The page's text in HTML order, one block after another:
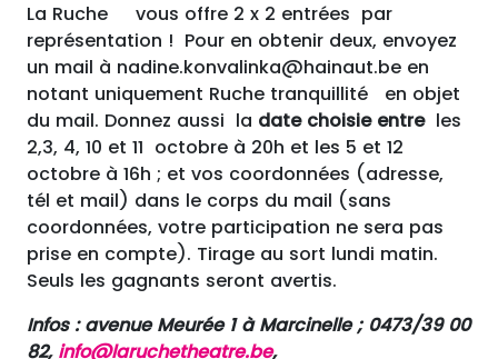
La Ruche vous offre 2 x 2 entrées par
représentation ! Pour en obtenir deux, envoyez
un mail à nadine.konvalinka@hainaut.be en
notant uniquement Ruche tranquillité en objet
du mail. Donnez aussi la date choisie entre les
2,3, 4, 10 et 11 octobre à 20h et les 5 et 12
octobre à 16h ; et vos coordonnées (adresse,
tél et mail) dans le corps du mail (sans
coordonnées, votre participation ne sera pas
prise en compte). Tirage au sort lundi matin.
Seuls les gagnants seront avertis.
Infos : avenue Meurée 1 à Marcinelle ; 0473/39 00
82, info@laruchetheatre.be,